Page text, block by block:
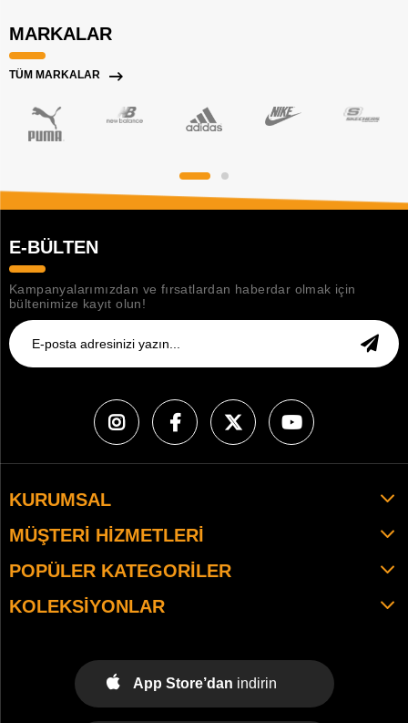
MARKALAR
TÜM MARKALAR
E-BÜLTEN
Kampanyalarımızdan ve fırsatlardan haberdar olmak için
bültenimize kayıt olun!
KURUMSAL
MÜŞTERI HIZMETLERI
POPÜLER KATEGORILER
KOLEKSIYONLAR
App Store’dan indirin